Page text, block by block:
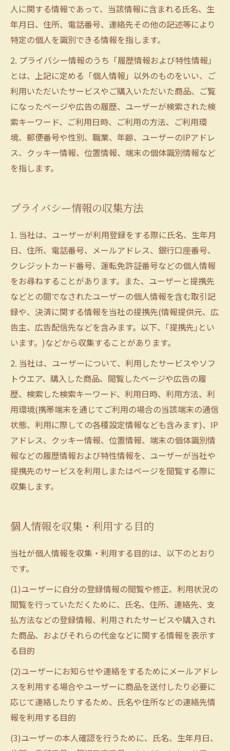
人に関する情報であって、当該情報に含まれる氏名、生
年月日、住所、電話番号、連絡先その他の記述等により
特定の個人を識別できる情報を指します。
2. プライバシー情報のうち「履歴情報および特性情報」
とは、上記に定める「個人情報」以外のものをいい、ご
利用いただいたサービスやご購入いただいた商品、ご覧
になったページや広告の履歴、ユーザーが検索された検
索キーワード、ご利用日時、ご利用の方法、ご利用環
境、郵便番号や性別、職業、年齢、ユーザーのIPアドレ
ス、クッキー情報、位置情報、端末の個体識別情報など
を指します。
プライバシー情報の収集方法
1. 当社は、ユーザーが利用登録をする際に氏名、生年月
日、住所、電話番号、メールアドレス、銀行口座番号、
クレジットカード番号、運転免許証番号などの個人情報
をお尋ねすることがあります。また、ユーザーと提携先
などとの間でなされたユーザーの個人情報を含む取引記
録や、決済に関する情報を当社の提携先(情報提供元、広
告主、広告配信先などを含みます。以下、｢提携先｣とい
います。)などから収集することがあります。
2. 当社は、ユーザーについて、利用したサービスやソフ
トウエア、購入した商品、閲覧したページや広告の履
歴、検索した検索キーワード、利用日時、利用方法、利
用環境(携帯端末を通じてご利用の場合の当該端末の通信
状態、利用に際しての各種設定情報なども含みます)、IP
アドレス、クッキー情報、位置情報、端末の個体識別情
報などの履歴情報および特性情報を、ユーザーが当社や
提携先のサービスを利用しまたはページを閲覧する際に
収集します。
個人情報を収集・利用する目的
当社が個人情報を収集・利用する目的は、以下のとおり
です。
(1)ユーザーに自分の登録情報の閲覧や修正、利用状況の
閲覧を行っていただくために、氏名、住所、連絡先、支
払方法などの登録情報、利用されたサービスや購入され
た商品、およびそれらの代金などに関する情報を表示す
る目的
(2)ユーザーにお知らせや連絡をするためにメールアドレ
スを利用する場合やユーザーに商品を送付したり必要に
応じて連絡したりするため、氏名や住所などの連絡先情
報を利用する目的
(3)ユーザーの本人確認を行うために、氏名、生年月日、